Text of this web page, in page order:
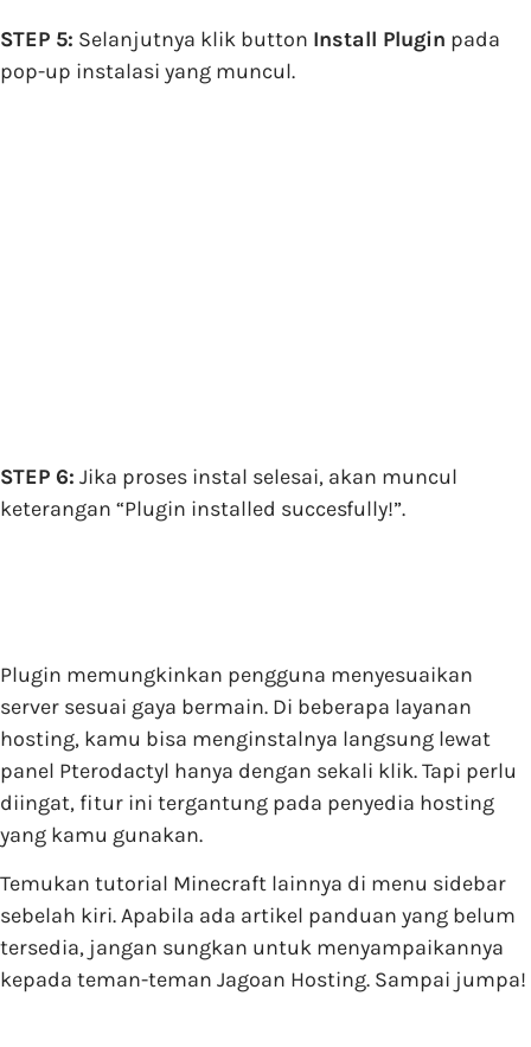
STEP 5: Selanjutnya klik button Install Plugin pada
pop-up instalasi yang muncul.
STEP 6: Jika proses instal selesai, akan muncul
keterangan “Plugin installed succesfully!”.
Plugin memungkinkan pengguna menyesuaikan
server sesuai gaya bermain. Di beberapa layanan
hosting, kamu bisa menginstalnya langsung lewat
panel Pterodactyl hanya dengan sekali klik. Tapi perlu
diingat, fitur ini tergantung pada penyedia hosting
yang kamu gunakan.
Temukan tutorial Minecraft lainnya di menu sidebar
sebelah kiri. Apabila ada artikel panduan yang belum
tersedia, jangan sungkan untuk menyampaikannya
kepada teman-teman Jagoan Hosting. Sampai jumpa!